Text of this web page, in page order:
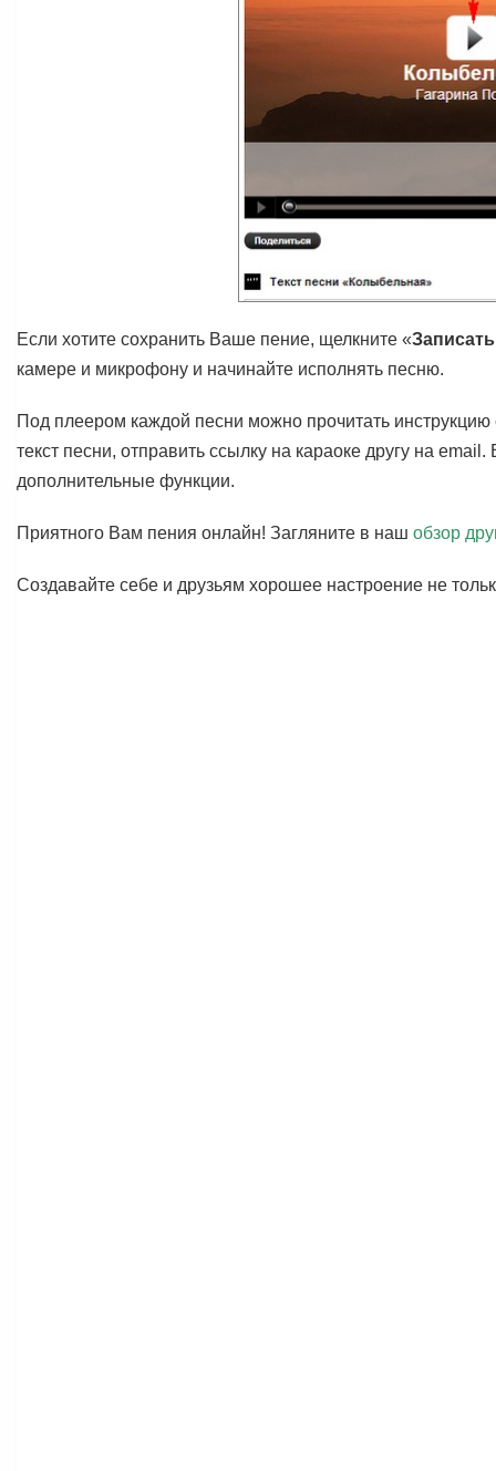
Если хотите сохранить Ваше пение, щелкните «
камере и микрофону и начинайте исполнять песню.
Под плеером каждой песни можно прочитать инструкцию
текст песни, отправить ссылку на караоке другу на
дополнительные функции.
Приятного Вам пения онлайн! Загляните в наш обзор
Создавайте себе и друзьям хорошее настроение не